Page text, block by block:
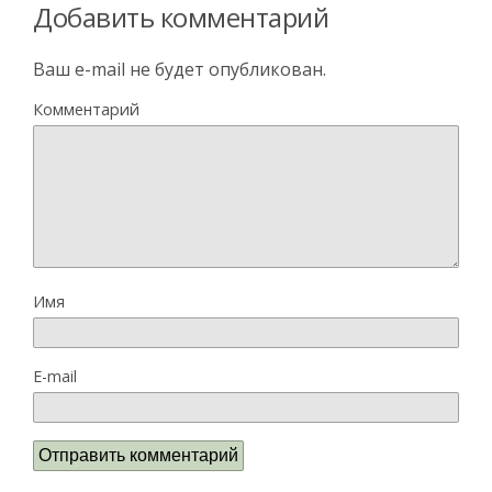
Добавить комментарий
Ваш e-mail не будет опубликован.
Комментарий
Имя
E-mail